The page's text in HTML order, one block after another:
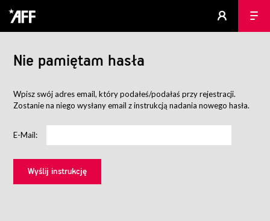
Nie pamiętam hasła
Wpisz swój adres email, który podałeś/podałaś przy rejestracji.
Zostanie na niego wysłany email z instrukcją nadania nowego hasła.
E-Mail: